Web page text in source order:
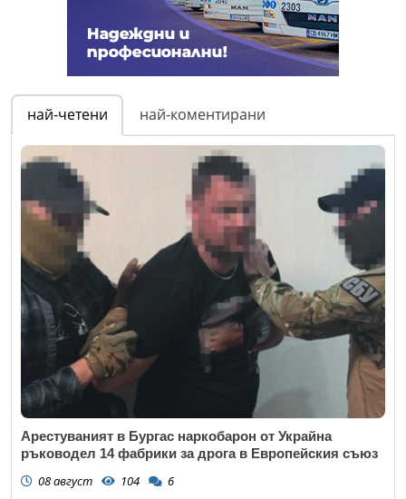
най-четени най-коментирани
Арестуваният в Бургас наркобарон от Украйна
ръководел 14 фабрики за дрога в Европейския съюз
08 август 104 6